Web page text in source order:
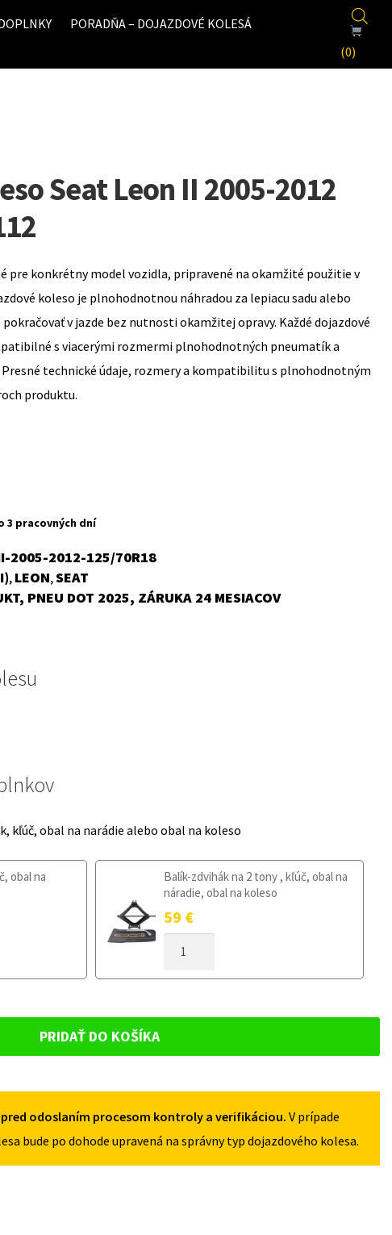
PORADŇA – DOJAZDOVÉ KOLESÁ
(0)
Seat Leon II 2005-2012
pre konkrétny model vozidla, pripravené na okamžité použitie v
koleso je plnohodnotnou náhradou za lepiacu sadu alebo
v jazde bez nutnosti okamžitej opravy. Každé dojazdové
s viacerými rozmermi plnohodnotných pneumatík a
technické údaje, rozmery a kompatibilitu s plnohodnotným
produktu.
3 pracovných dní
2005-2012-125/70R18
, LEON,SEAT
PNEU DOT 2025, ZÁRUKA 24 MESIACOV
kľúč, obal na narádie alebo obal na koleso
obal na
Balík-zdvihák na 2 tony , kľúč, obal na
náradie, obal na koleso
59 €
DOJAZDOVÉ
II
2012
PRIDAŤ DO KOŠÍKA
odoslaním procesom kontroly a verifikáciou. V prípade
bude po dohode upravená na správny typ dojazdového kolesa.